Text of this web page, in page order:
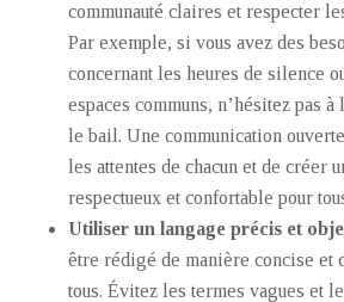
communauté claires et respecter
Par exemple, si vous avez des
concernant les heures de silence
espaces communs, n’hésitez pas
le bail. Une communication
les attentes de chacun et de créer
respectueux et confortable pour
Utiliser un langage précis et
être rédigé de manière concise et
tous. Évitez les termes vagues et